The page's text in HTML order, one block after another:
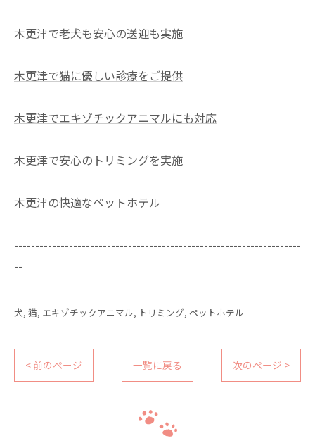
木更津で老犬も安心の送迎も実施
木更津で猫に優しい診療をご提供
木更津でエキゾチックアニマルにも対応
木更津で安心のトリミングを実施
木更津の快適なペットホテル
--------------------------------------------------------------------
--
犬 猫 エキゾチックアニマル トリミング ペットホテル
< 前のページ 一覧に戻る 次のページ >